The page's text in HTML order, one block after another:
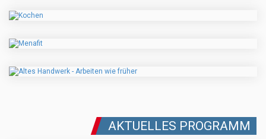
AKTUELLES PROGRAMM